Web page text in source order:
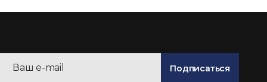
Подписаться